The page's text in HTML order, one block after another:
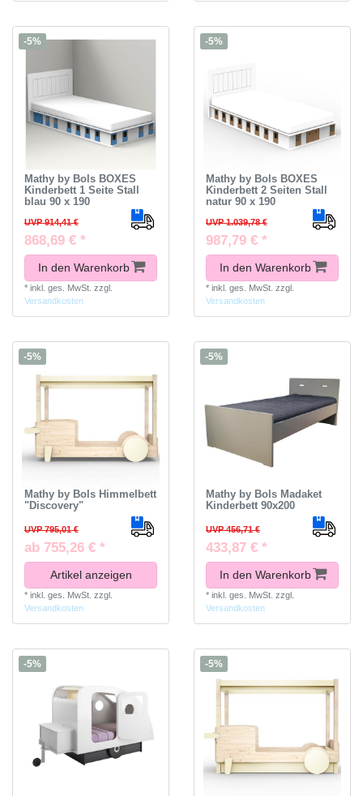
-5%
Mathy by Bols BOXES
Kinderbett 1 Seite Stall
blau 90 x 190
UVP 914,41 €
868,69 € *
In den Warenkorb
* inkl. ges. MwSt. zzgl.
Versandkosten
-5%
Mathy by Bols BOXES
Kinderbett 2 Seiten Stall
natur 90 x 190
UVP 1.039,78 €
987,79 € *
In den Warenkorb
* inkl. ges. MwSt. zzgl.
Versandkosten
-5%
Mathy by Bols Himmelbett
"Discovery"
UVP 795,01 €
ab 755,26 € *
Artikel anzeigen
* inkl. ges. MwSt. zzgl.
Versandkosten
-5%
Mathy by Bols Madaket
Kinderbett 90x200
UVP 456,71 €
433,87 € *
In den Warenkorb
* inkl. ges. MwSt. zzgl.
Versandkosten
-5% -5%